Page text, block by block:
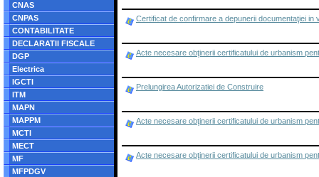
CNAS
CNPAS
CONTABILITATE
DECLARATII FISCALE
DGP
Electrica
IGCTI
ITM
MAPN
MAPPM
MCTI
MECT
MF
MFPDGV
Certificat de confirmare a depunerii documentaţiei
Acte necesare obţinerii certificatului de urbanism
Prelungirea Autorizatiei de Construire
Acte necesare obţinerii certificatului de urbanism
Acte necesare obţinerii certificatului de urbanism